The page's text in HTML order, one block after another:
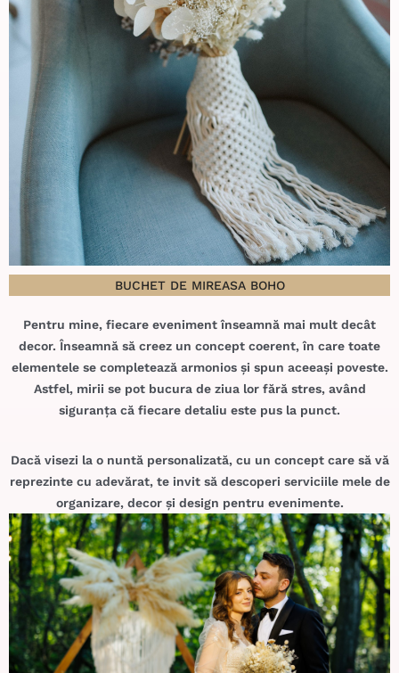
BUCHET DE MIREASA BOHO
Pentru mine, fiecare eveniment înseamnă mai mult decât
decor. Înseamnă să creez un concept coerent, în care toate
elementele se completează armonios și spun aceeași poveste.
Astfel, mirii se pot bucura de ziua lor fără stres, având
siguranța că fiecare detaliu este pus la punct.
Dacă visezi la o nuntă personalizată, cu un concept care să vă
reprezinte cu adevărat, te invit să descoperi serviciile mele de
organizare, decor și design pentru evenimente.